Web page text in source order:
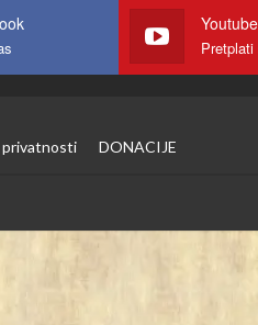
Youtube
privatnosti DONACIJE